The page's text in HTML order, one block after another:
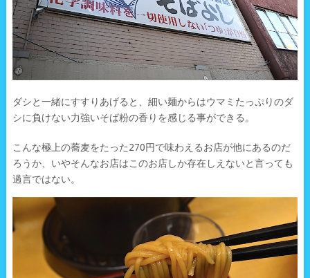
ダシと一緒にすすりあげると、細い麺からはウマミたっぷりのダ
シに負けない力強いそば粉の香りを感じる事ができる。
こんな極上の蕎麦をたった270円で味わえるお店が他にあるのだ
ろうか、いやそんなお店はこのお店しか存在しえないと言っても
過言ではない。